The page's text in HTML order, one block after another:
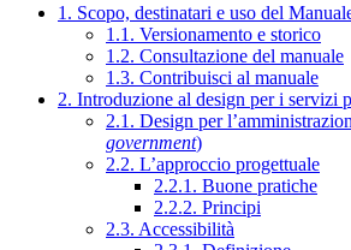
1. Scopo, destinatari e uso del
1.1. Versionamento e storico
1.2. Consultazione del manuale
1.3. Contribuisci al manuale
2. Introduzione al design per i servizi
2.1. Design per
government)
2.2. L’approccio progettuale
2.2.1. Buone pratiche
2.2.2. Principi
2.3. Accessibilità